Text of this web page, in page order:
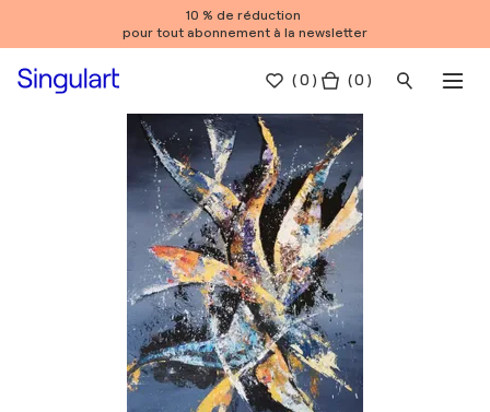
10 % de réduction
pour tout abonnement à la newsletter
(0 ) ( 0 )